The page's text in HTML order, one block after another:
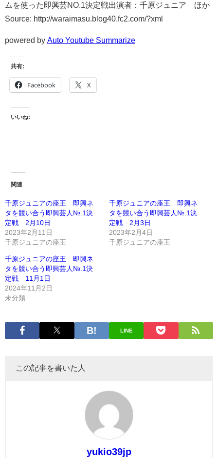
ムを使った即興芸NO.1決定戦出演者：千原ジュニア ほか
Source: http://waraimasu.blog40.fc2.com/?xml
powered by Auto Youtube Summarize
共有:
Facebook X
いいね:
関連
千原ジュニアの座王 即興ネ
タを競い合う即興芸人№.1決
定戦 2月10日
2023年2月11日
千原ジュニアの座王
千原ジュニアの座王 即興ネ
タを競い合う即興芸人№.1決
定戦 2月3日
2023年2月4日
千原ジュニアの座王
千原ジュニアの座王 即興ネ
タを競い合う即興芸人№.1決
定戦 11月1日
2024年11月2日
未分類
LINE
この記事を書いた人
yukio39jp